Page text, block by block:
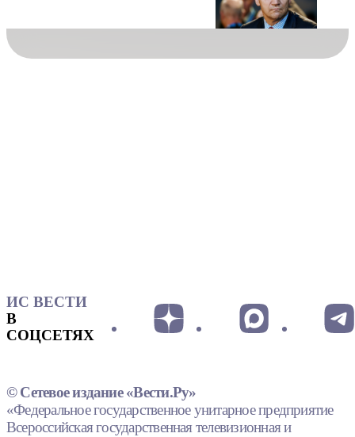
ИС ВЕСТИ
В
СОЦСЕТЯХ
© Сетевое издание «Вести.Ру»
«Федеральное государственное унитарное предприятие
Всероссийская государственная телевизионная и